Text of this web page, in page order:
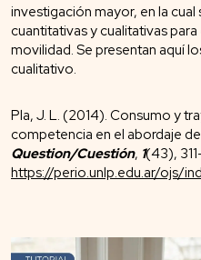
investigación mayor, en la
cuantitativas y cualitativas
movilidad. Se presentan aquí
cualitativo.
Pla, J. L. (2014). Consumo y
competencia en el abordaje
Question/Cuestión, 1(43),
https://perio.unlp.edu.ar/ojs/